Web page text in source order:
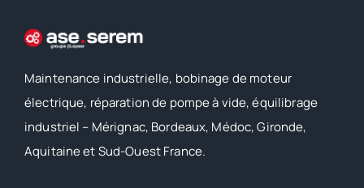
Maintenance industrielle, bobinage de moteur
électrique, réparation de pompe à vide, équilibrage
industriel – Mérignac, Bordeaux, Médoc, Gironde,
Aquitaine et Sud-Ouest France.